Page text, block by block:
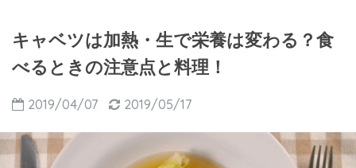
キャベツは加熱・生で栄養は変わる？食
べるときの注意点と料理！
2019/04/07 2019/05/17